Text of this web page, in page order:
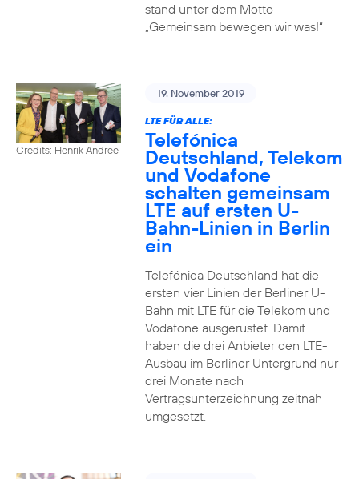
stand unter dem Motto
„Gemeinsam bewegen wir was!“
Credits: Henrik Andree
19. November 2019
LTE FÜR ALLE:
Telefónica
Deutschland, Telekom
und Vodafone
schalten gemeinsam
LTE auf ersten U-
Bahn-Linien in Berlin
ein
Telefónica Deutschland hat die
ersten vier Linien der Berliner U-
Bahn mit LTE für die Telekom und
Vodafone ausgerüstet. Damit
haben die drei Anbieter den LTE-
Ausbau im Berliner Untergrund nur
drei Monate nach
Vertragsunterzeichnung zeitnah
umgesetzt.